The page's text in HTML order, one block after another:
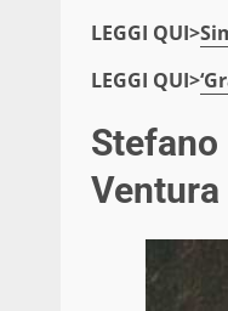
LEGGI QUI>
LEGGI QUI>
Ventura